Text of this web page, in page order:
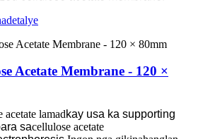
detalye
Acetate Membrane - 120 ×
acetate lamadkay usa ka supporting
sacellulose acetate